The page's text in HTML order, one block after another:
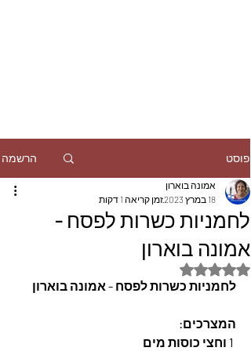
פוסט הרשמה
לחמניות כשרות לפסח -
אמונה בוארון
אמונה בוארון
18 במרץ 2023
זמן קריאה 1 דקות
דירוג של NaN מתוך 5 כוכבים
לחמניות כשרות לפסח - אמונה בוארון
המצרכים: